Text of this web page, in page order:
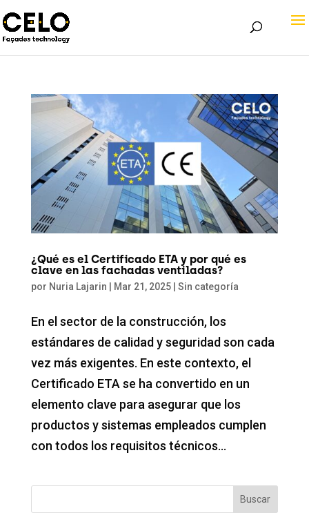
¿Qué es el Certificado ETA y por qué es
clave en las fachadas ventiladas?
por Nuria Lajarin | Mar 21, 2025| Sin categoría
En el sector de la construcción, los
estándares de calidad y seguridad son cada
vez más exigentes. En este contexto, el
Certificado ETA se ha convertido en un
elemento clave para asegurar que los
productos y sistemas empleados cumplen
con todos los requisitos técnicos...
Buscar